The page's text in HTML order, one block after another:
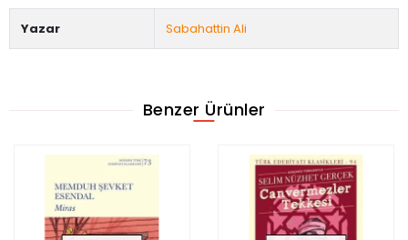
Yazar Sabahattin Ali
Benzer Ürünler